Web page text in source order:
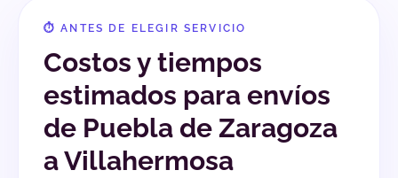
⏱️ ANTES DE ELEGIR SERVICIO
Costos y tiempos
estimados para envíos
de Puebla de Zaragoza
a Villahermosa